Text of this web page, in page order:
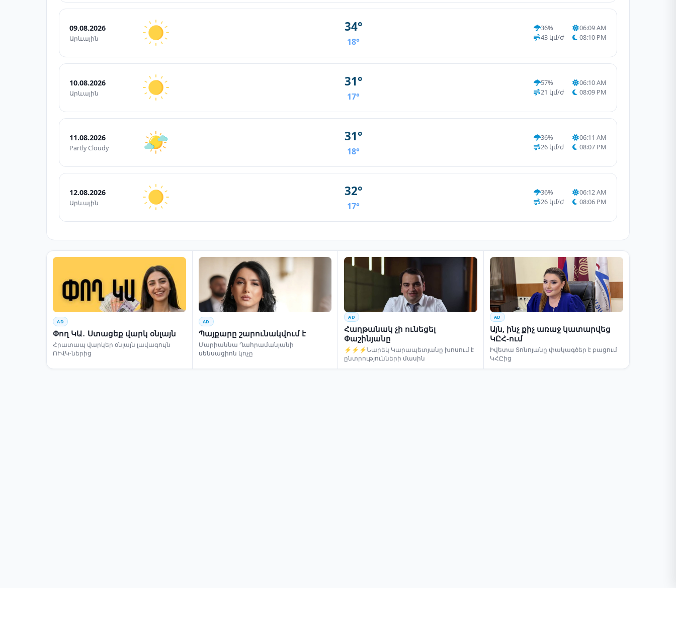
09.08.2026
Արևային
34°
18°
36%
43 կմ/ժ
06:09 AM
08:10 PM
10.08.2026
Արևային
31°
17°
57%
21 կմ/ժ
06:10 AM
08:09 PM
11.08.2026
Partly Cloudy
31°
18°
36%
26 կմ/ժ
06:11 AM
08:07 PM
12.08.2026
Արևային
32°
17°
36%
26 կմ/ժ
06:12 AM
08:06 PM
AD
Փող ԿԱ․ Ստացեք վարկ օնլայն
Հրատապ վարկեր օնլայն լավագույն
ՈՒՎԿ-ներից
AD
Պայքարը շարունակվում է
Մարիաննա Ղահրամանյանի
սենսացիոն կոչը
AD
Հաղթանակ չի ունեցել
Փաշինյանը
⚡⚡⚡Նարեկ Կարապետյանը խոսում է
ընտրությունների մասին
AD
Այն, ինչ քիչ առաջ կատարվեց
ԿԸՀ-ում
Իվետա Տոնոյանը փակագծեր է բացում
ԿՀԸից